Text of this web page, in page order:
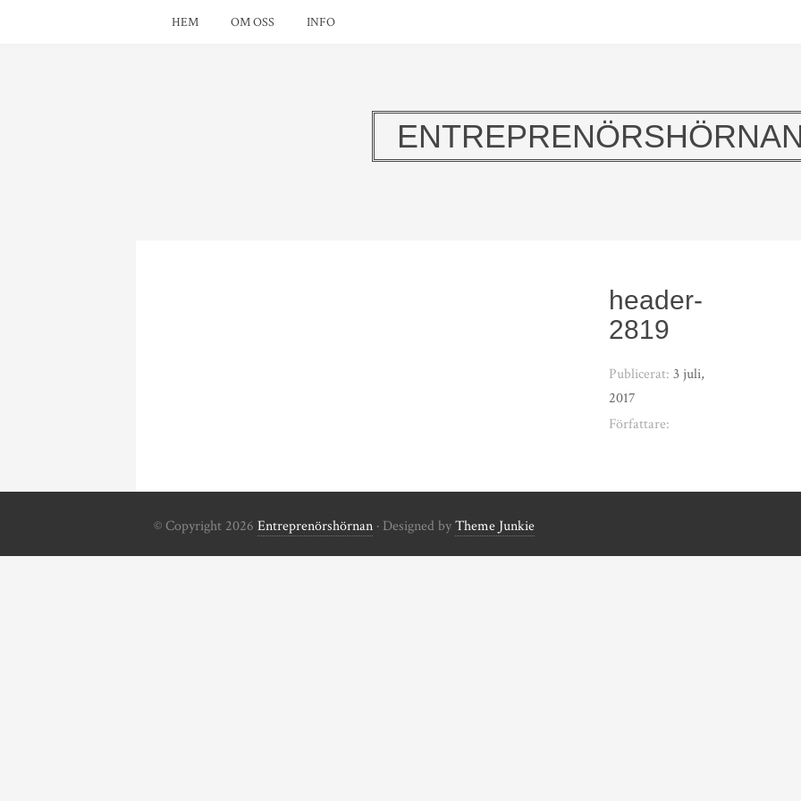
HEM OM OSS INFO
header-
2819
Publicerat: 3 juli,
2017
Författare:
© Copyright 2026 Entreprenörshörnan · Designed byTheme Junkie